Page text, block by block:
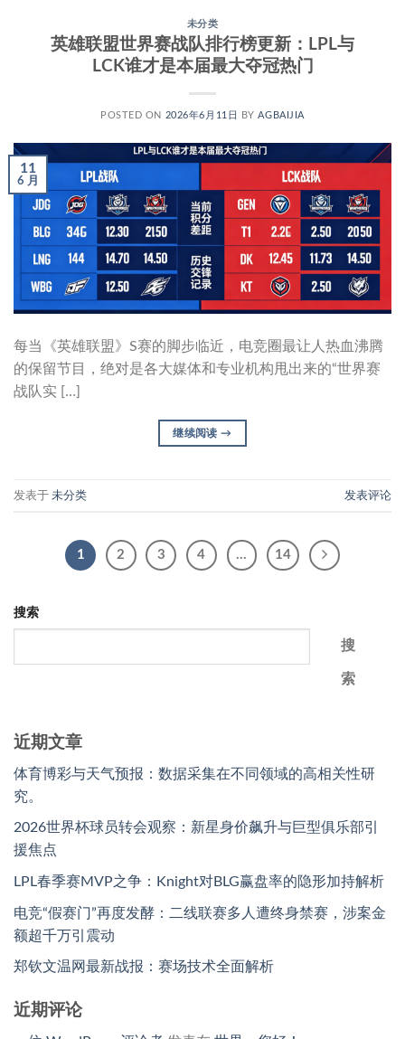
未分类
英雄联盟世界赛战队排行榜更新：LPL与
LCK谁才是本届最大夺冠热门
POSTED ON 2026年6月11日 BYAGBAIJIA
11
6 月
每当《英雄联盟》S赛的脚步临近，电竞圈最让人热血沸腾
的保留节目，绝对是各大媒体和专业机构甩出来的“世界赛
战队实 […]
继续阅读→
发表于 未分类 发表评论
1 2 3 4 … 14
搜索
搜
索
近期文章
体育博彩与天气预报：数据采集在不同领域的高相关性研
究。
2026世界杯球员转会观察：新星身价飙升与巨型俱乐部引
援焦点
LPL春季赛MVP之争：Knight对BLG赢盘率的隐形加持解析
电竞“假赛门”再度发酵：二线联赛多人遭终身禁赛，涉案金
额超千万引震动
郑钦文温网最新战报：赛场技术全面解析
近期评论